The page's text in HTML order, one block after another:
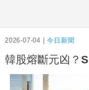
2026-07-04 |今日新聞
韓股熔斷元凶？